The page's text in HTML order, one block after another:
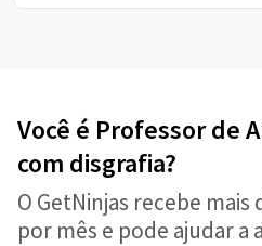
Você é Professor de
com disgrafia?
O GetNinjas recebe mais
por mês e pode ajudar a